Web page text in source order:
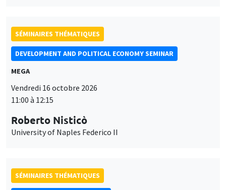
SÉMINAIRES THÉMATIQUES
DEVELOPMENT AND POLITICAL ECONOMY SEMINAR
MEGA
Vendredi 16 octobre 2026
11:00 à 12:15
Roberto Nisticò
University of Naples Federico II
SÉMINAIRES THÉMATIQUES